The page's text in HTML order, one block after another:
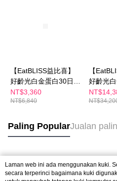
【EatBLISS益比喜】
好齡光白金蛋白30日份
2款可選(金色葷食/桃
金奶素)(10包/盒x3)
NT$3,360
NT$6,840
【
好齡光白
盒)10包
體素
Paling PopularJualan
Tag Popular
Laman web ini ada menggunakan kuki.
secara terperinci bagaimana kuki